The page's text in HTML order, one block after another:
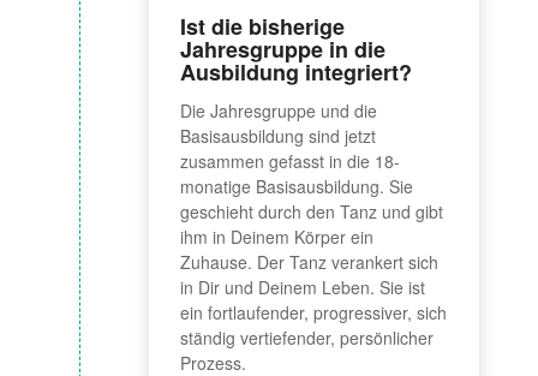
Ist die bisherige
Jahresgruppe in die
Ausbildung integriert?
Die Jahresgruppe und die
Basisausbildung sind jetzt
zusammen gefasst in die 18-
monatige Basisausbildung. Sie
geschieht durch den Tanz und gibt
ihm in Deinem Körper ein
Zuhause. Der Tanz verankert sich
in Dir und Deinem Leben. Sie ist
ein fortlaufender, progressiver, sich
ständig vertiefender, persönlicher
Prozess.